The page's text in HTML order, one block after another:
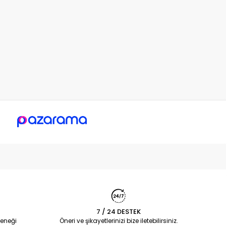
7 / 24 DESTEK
Öneri ve şikayetlerinizi bize iletebilirsiniz.